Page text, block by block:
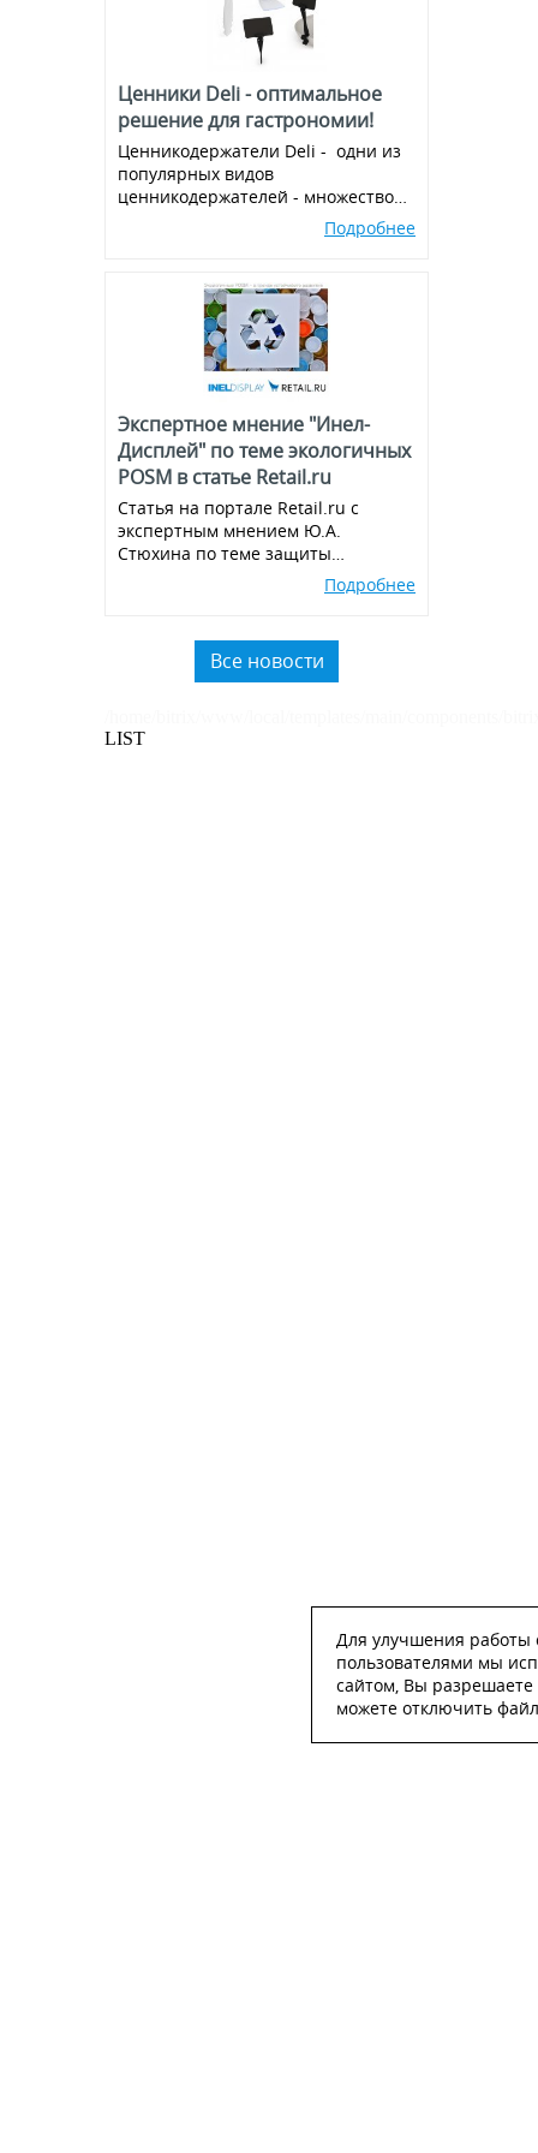
Ценники Deli - оптимальное
решение для гастрономии!
Ценникодержатели Deli - одни из
популярных видов
ценникодержателей - множество
вариантов и комбинаций, всегда в
Подробнее
Экспертное мнение "Инел-
Дисплей" по теме экологичных
POSM в статье Retail.ru
Статья на портале Retail.ru с
экспертным мнением Ю.А.
Стюхина по теме защиты
окружающей среды, производства
пластика.
Подробнее
Все новости
LIST
Для улучшения работы
пользователями мы
сайтом, Вы разрешаете
можете отключить